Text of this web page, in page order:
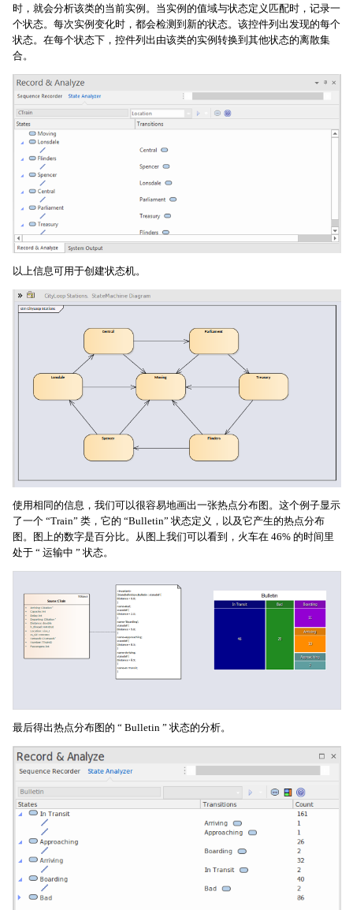
时，就会分析该类的当前实例。当实例的值域与状态定义匹配时，记录一
个状态。每次实例变化时，都会检测到新的状态。该控件列出发现的每个
状态。在每个状态下，控件列出由该类的实例转换到其他状态的离散集
合。
以上信息可用于创建状态机。
使用相同的信息，我们可以很容易地画出一张热点分布图。这个例子显示
了一个 “Train” 类，它的 “Bulletin” 状态定义，以及它产生的热点分布
图。图上的数字是百分比。从图上我们可以看到，火车在 46% 的时间里
处于 “ 运输中 ” 状态。
最后得出热点分布图的 “ Bulletin ” 状态的分析。